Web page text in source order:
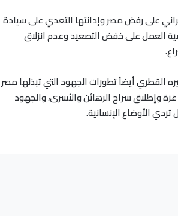
على رفض مصر وإدانتها التعدي على سيادة
العمل على خفض التصعيد وعدم انزلاق
.
القطري أيضاً تطورات الجهود التي تبذلها مصر
وإطلاق سراح الرهائن والأسرى، والجهود
الأوضاع الإنسانية.